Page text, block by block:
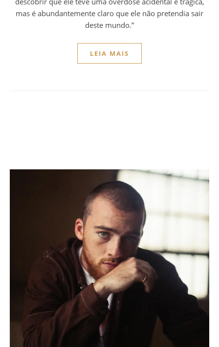
mas é abundantemente claro que ele não pretendia sair
deste mundo.”
LEIA MAIS